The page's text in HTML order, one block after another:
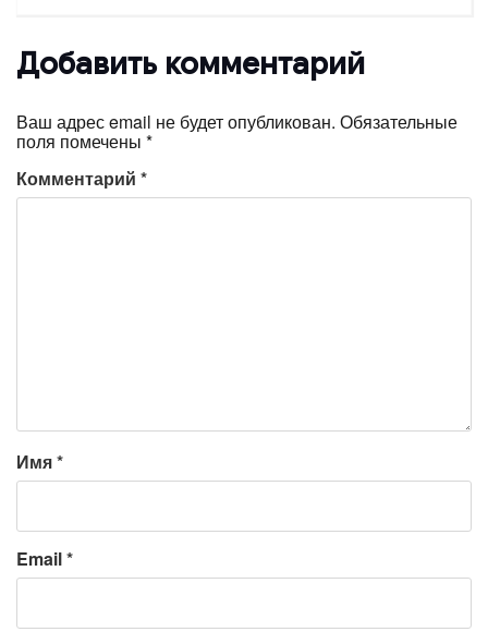
Добавить комментарий
Ваш адрес email не будет опубликован. Обязательные
поля помечены *
Комментарий *
Имя*
Email*